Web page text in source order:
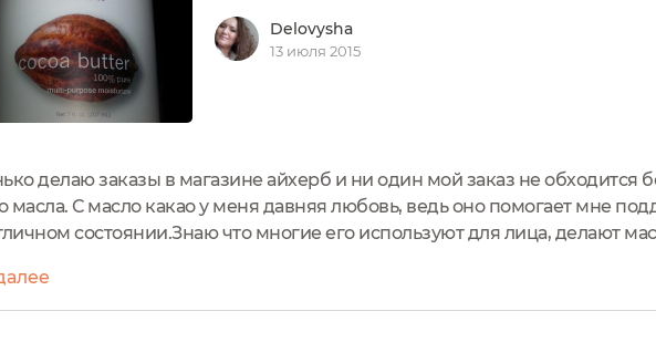
Delovysha
13 июля 2015
делаю заказы в магазине айхерб и ни один мой заказ не обходится
масла. С масло какао у меня давняя любовь, ведь оно помогает мне
состоянии.Знаю что многие его используют для лица, делают